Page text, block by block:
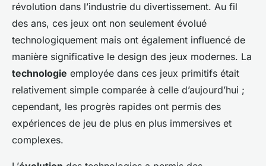
révolution dans l’industrie du divertissement. Au fil
des ans, ces jeux ont non seulement évolué
technologiquement mais ont également influencé de
manière significative le design des jeux modernes. La
technologie employée dans ces jeux primitifs était
relativement simple comparée à celle d’aujourd’hui ;
cependant, les progrès rapides ont permis des
expériences de jeu de plus en plus immersives et
complexes.